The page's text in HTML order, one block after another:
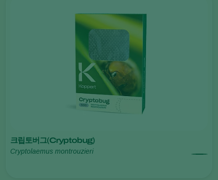
크립토버그(Cryptobug)
Cryptolaemus montrouzieri